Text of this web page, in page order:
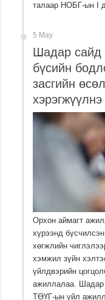
талаар НОБГ-ын I
5 May
Шадар сайд
бүсийн
засгийн
хэрэгжүүлнэ
Орхон аймагт
хүрээнд
хөгжлийн
хэмжил зүйн
үйлдвэрийн
ажиллалаа. Шадар
ТӨҮГ-ын үйл